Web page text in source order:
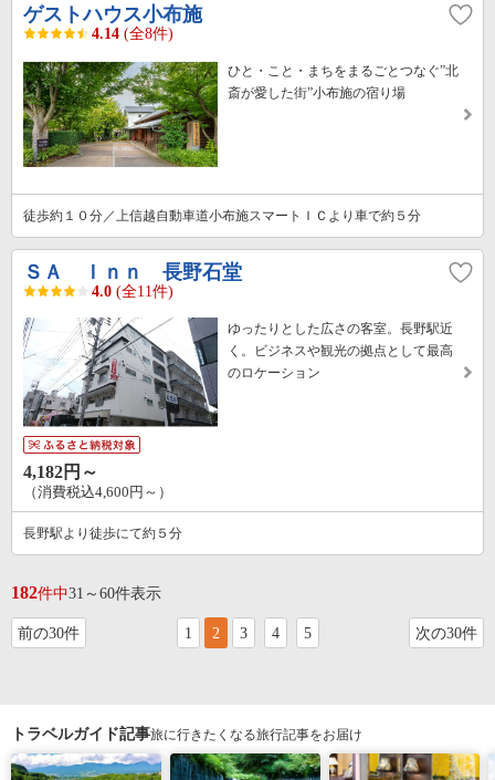
ゲストハウス小布施
4.14 (全8件)
ひと・こと・まちをまるごとつなぐ”北
斎が愛した街”小布施の宿り場
徒歩約１０分／上信越自動車道小布施スマートＩＣより車で約５分
ＳＡ Ｉｎｎ 長野石堂
4.0 (全11件)
ゆったりとした広さの客室。長野駅近
く。ビジネスや観光の拠点として最高
のロケーション
4,182円～
（消費税込4,600円～）
長野駅より徒歩にて約５分
182件中31～60件表示
前の30件 1 2 3 4 5 次の30件
トラベルガイド記事旅に行きたくなる旅行記事をお届け